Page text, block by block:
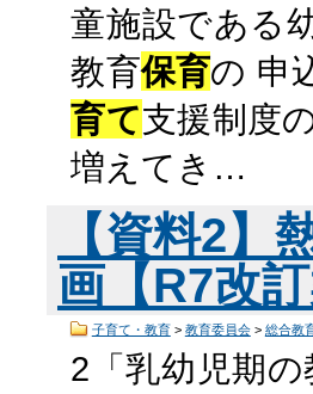
童施設である
教育保育の 申
育て支援制度
増えてき…
【資料2】
画【R7改
子育て・教育> 教育委員会> 総合教
2「乳幼児期の